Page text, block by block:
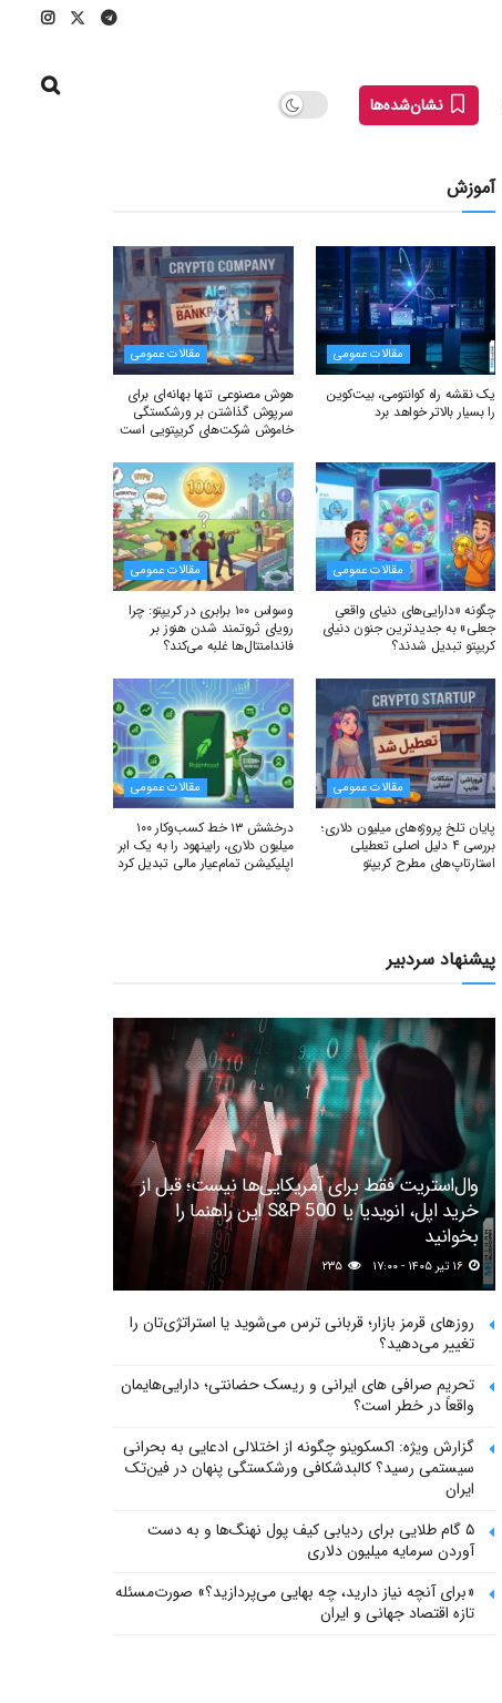
نشان‌شده‌ها
آموزش
مقالات عمومی
یک نقشه راه کوانتومی، بیت‌کوین
را بسیار بالاتر خواهد برد
مقالات عمومی
هوش مصنوعی تنها بهانه‌ای برای
سرپوش گذاشتن بر ورشکستگی
خاموش شرکت‌های کریپتویی است
مقالات عمومی
چگونه «دارایی‌های دنیای واقعیِ
جعلی» به جدیدترین جنون دنیای
کریپتو تبدیل شدند؟
مقالات عمومی
وسواس ۱۰۰ برابری در کریپتو: چرا
رویای ثروتمند شدن هنوز بر
فاندامنتال‌ها غلبه می‌کند؟
مقالات عمومی
پایان تلخ پروژه‌های میلیون دلاری؛
بررسی ۴ دلیل اصلی تعطیلی
استارتاپ‌های مطرح کریپتو
مقالات عمومی
درخشش ۱۳ خط کسب‌وکار ۱۰۰
میلیون دلاری، رابینهود را به یک ابر
اپلیکیشن تمام‌عیار مالی تبدیل کرد
پیشنهاد سردبیر
وال‌استریت فقط برای آمریکایی‌ها نیست؛ قبل از
خرید اپل، انویدیا یا S&P 500 این راهنما را
بخوانید
روزهای قرمز بازار؛ قربانی ترس می‌شوید یا استراتژی‌تان را
تغییر می‌دهید؟
تحریم صرافی های ایرانی و ریسک حضانتی؛ دارایی‌هایمان
واقعاً در خطر است؟
گزارش ویژه: اکسکوینو چگونه از اختلالی ادعایی به بحرانی
سیستمی رسید؟ کالبدشکافی ورشکستگی پنهان در فین‌تک
ایران
۵ گام طلایی برای ردیابی کیف پول‌ نهنگ‌ها و به دست
آوردن سرمایه میلیون دلاری
«برای آنچه نیاز دارید، چه بهایی می‌پردازید؟» صورت‌مسئله
تازه اقتصاد جهانی و ایران